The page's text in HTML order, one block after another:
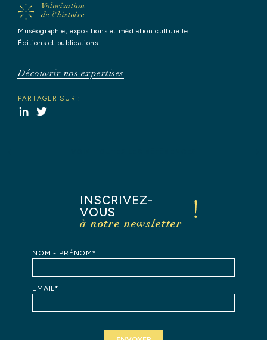
NOS
EXPERTISES
RÉFÉRENCES
Valorisation
de l'histoire
Muséographie, expositions et médiation culturelle
Éditions et publications
Découvrir nos expertises
PARTAGER SUR :
INSCRIVEZ-
VOUS
à notre newsletter
NOM - PRÉNOM*
EMAIL*